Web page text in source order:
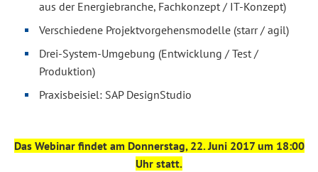
aus der Energiebranche, Fachkonzept / IT-Konzept)
Verschiedene Projektvorgehensmodelle (starr / agil)
Drei-System-Umgebung (Entwicklung / Test /
Produktion)
Praxisbeisiel: SAP DesignStudio
Das Webinar findet am Donnerstag, 22. Juni 2017 um 18:00
Uhr statt.